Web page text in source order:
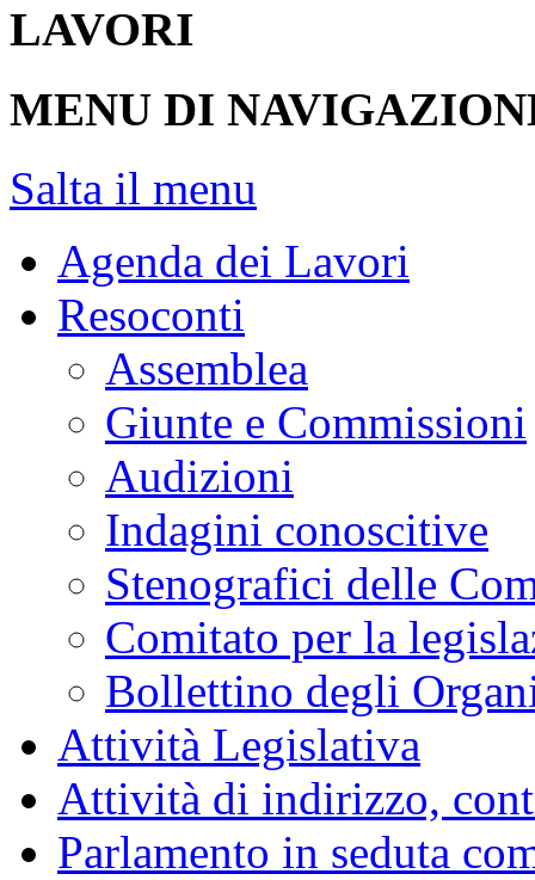
LAVORI
MENU DI
Salta il menu
Agenda dei Lavori
Resoconti
Assemblea
Giunte e Commissioni
Audizioni
Indagini conoscitive
Stenografici delle
Comitato per la
Bollettino degli
Attività Legislativa
Attività di indirizzo,
Parlamento in seduta